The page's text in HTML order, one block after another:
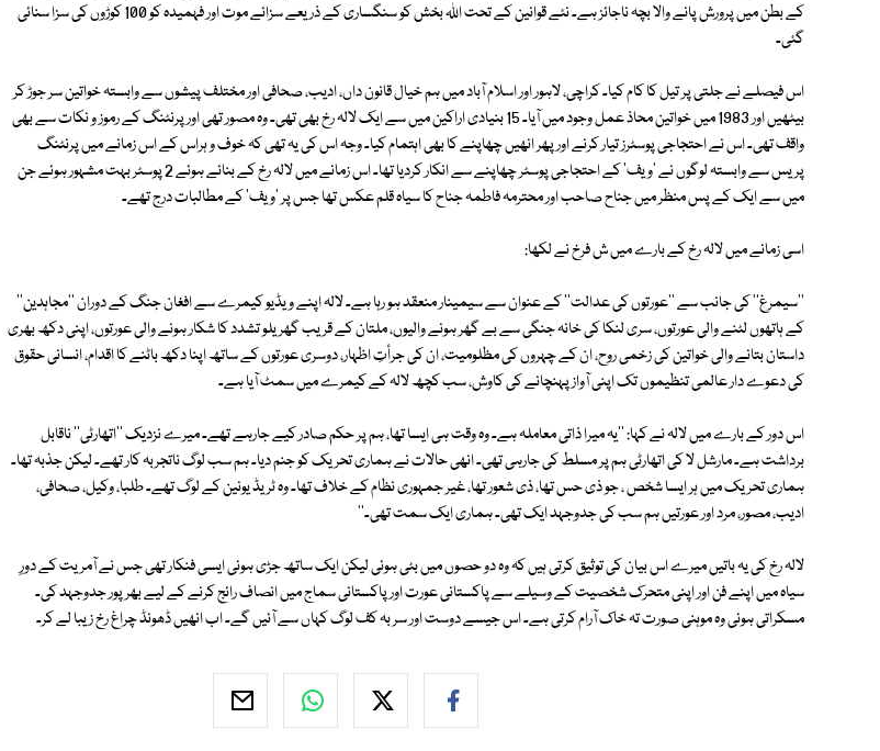
کے بطن میں پرورش پانے والا بچہ ناجائز ہے۔ نئے قوانین کے تحت اللہ بخش کو سنگساری کے ذریعے سزائے موت اور فہمیدہ کو 100 کوڑوں کی سزا سنائی
گئی۔
اس فیصلے نے جلتی پر تیل کا کام کیا۔ کراچی، لاہور اور اسلام آباد میں ہم خیال قانون داں، ادیب، صحافی اور مختلف پیشوں سے وابستہ خواتین سر جوڑ کر
بیٹھیں اور 1983 میں خواتین محاذ عمل وجود میں آیا۔ 15 بنیادی اراکین میں سے ایک لالہ رخ بھی تھی۔ وہ مصور تھی اور پرنٹنگ کے رموز و نکات سے بھی
واقف تھی۔ اس نے احتجاجی پوسٹرز تیار کرنے اور پھر انھیں چھاپنے کا بھی اہتمام کیا۔ وجہ اس کی یہ تھی کہ خوف و ہراس کے اس زمانے میں پرنٹنگ
پریس سے وابستہ لوگوں نے 'ویف' کے احتجاجی پوسٹر چھاپنے سے انکار کردیا تھا۔ اس زمانے میں لالہ رخ کے بنائے ہوئے 2 پوسٹر بہت مشہور ہوئے جن
میں سے ایک کے پس منظر میں جناح صاحب اور محترمہ فاطمہ جناح کا سیاہ قلم عکس تھا جس پر 'ویف' کے مطالبات درج تھے۔
اسی زمانے میں لالہ رخ کے بارے میں ش فرخ نے لکھا:
''سیمرغ'' کی جانب سے ''عورتوں کی عدالت'' کے عنوان سے سیمینار منعقد ہو رہا ہے۔ لالہ اپنے ویڈیو کیمرے سے افغان جنگ کے دوران ''مجاہدین''
کے ہاتھوں لٹنے والی عورتوں، سری لنکا کی خانہ جنگی سے بے گھر ہونے والیوں، ملتان کے قریب گھریلو تشدد کا شکار ہونے والی عورتوں، اپنی دکھ بھری
داستان بتانے والی خواتین کی زخمی روح، ان کے چہروں کی مظلومیت، ان کی جرأتِ اظہار، دوسری عورتوں کے ساتھ اپنا دکھ باٹنے کا اقدام، انسانی حقوق
کی دعوے دار عالمی تنظیموں تک اپنی آواز پہنچانے کی کاوش، سب کچھ لالہ کے کیمرے میں سمٹ آیا ہے۔
اس دور کے بارے میں لالہ نے کہا: ''یہ میرا ذاتی معاملہ ہے۔ وہ وقت ہی ایسا تھا، ہم پر حکم صادر کیے جارہے تھے۔ میرے نزدیک ''اتھارٹی'' ناقابل
برداشت ہے۔ مارشل لا کی اتھارٹی ہم پر مسلط کی جارہی تھی۔ انھی حالات نے ہماری تحریک کو جنم دیا۔ ہم سب لوگ ناتجربہ کار تھے۔ لیکن جذبہ تھا۔
ہماری تحریک میں ہر ایسا شخص ، جو ذی حس تھا، ذی شعور تھا، غیر جمہوری نظام کے خلاف تھا۔ وہ ٹریڈ یونین کے لوگ تھے۔ طلبا، وکیل، صحافی،
ادیب، مصور، مرد اور عورتیں ہم سب کی جدوجہد ایک تھی۔ ہماری ایک سمت تھی۔''
لالہ رخ کی یہ باتیں میرے اس بیان کی توثیق کرتی ہیں کہ وہ دو حصوں میں بٹی ہوئی لیکن ایک ساتھ جڑی ہوئی ایسی فنکار تھی جس نے آمریت کے دورِ
سیاہ میں اپنے فن اور اپنی متحرک شخصیت کے وسیلے سے پاکستانی عورت اور پاکستانی سماج میں انصاف رائج کرنے کے لیے بھرپور جدوجہد کی۔
مسکراتی ہوئی وہ موہنی صورت تہ خاک آرام کرتی ہے۔ اس جیسے دوست اور سر بہ کف لوگ کہاں سے آئیں گے۔ اب انھیں ڈھونڈ چراغ رخ زیبا لے کر۔